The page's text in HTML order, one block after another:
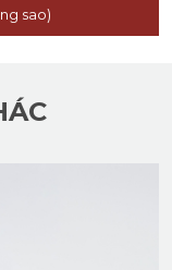
sao)